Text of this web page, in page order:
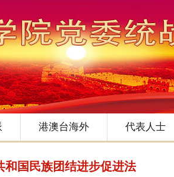
港澳台海外 代表人士
和国民族团结进步促进法